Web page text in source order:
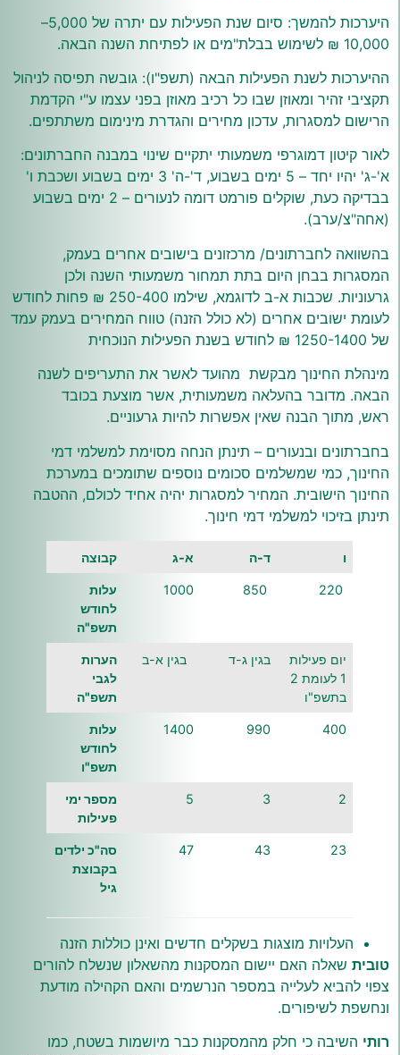
היערכות להמשך: סיום שנת הפעילות עם יתרה של 5,000–
10,000 ₪ לשימוש בבלת"מים או לפתיחת השנה הבאה.
ההיערכות לשנת הפעילות הבאה (תשפ"ו): גובשה תפיסה לניהול
תקציבי זהיר ומאוזן שבו כל רכיב מאוזן בפני עצמו ע"י הקדמת
הרישום למסגרות, עדכון מחירים והגדרת מינימום משתתפים.
לאור קיטון דמוגרפי משמעותי יתקיים שינוי במבנה החברתונים:
א'-ג' יהיו יחד – 5 ימים בשבוע, ד'-ה' 3 ימים בשבוע ושכבת ו'
בבדיקה כעת, שוקלים פורמט דומה לנעורים – 2 ימים בשבוע
(אחה"צ/ערב).
בהשוואה לחברתונים/ מרכזונים בישובים אחרים בעמק,
המסגרות בבחן היום בתת תמחור משמעותי השנה ולכן
גרעוניות. שכבות א-ב לדוגמא, שילמו 250-400 ₪ פחות לחודש
לעומת ישובים אחרים (לא כולל הזנה) טווח המחירים בעמק עמד
של 1250-1400 ₪ לחודש בשנת הפעילות הנוכחית
מינהלת החינוך מבקשת מהועד לאשר את התעריפים לשנה
הבאה. מדובר בהעלאה משמעותית, אשר מוצעת בכובד
ראש, מתוך הבנה שאין אפשרות להיות גרעוניים.
בחברתונים ובנעורים – תינתן הנחה מסוימת למשלמי דמי
החינוך, כמי שמשלמים סכומים נוספים שתומכים במערכת
החינוך הישובית. המחיר למסגרות יהיה אחיד לכולם, ההטבה
תינתן בזיכוי למשלמי דמי חינוך.
ו ד-ה א-ג קבוצה
1000
עלות
לחודש
תשפ"ה
יום פעילות
1 לעומת 2
בתשפ"ו
בגין ג-ד בגין א-ב
הערות
לגבי
תשפ"ה
400
990
1400
עלות
לחודש
תשפ"ו
2
3
5 מספר ימי
פעילות
23
43
47 סה"כ ילדים
בקבוצת
גיל
העלויות מוצגות בשקלים חדשים ואינן כוללות הזנה
טובית שאלה האם יישום המסקנות מהשאלון שנשלח להורים
צפוי להביא לעלייה במספר הנרשמים והאם הקהילה מודעת
ונחשפת לשיפורים.
רותי השיבה כי חלק מהמסקנות כבר מיושמות בשטח, כמו